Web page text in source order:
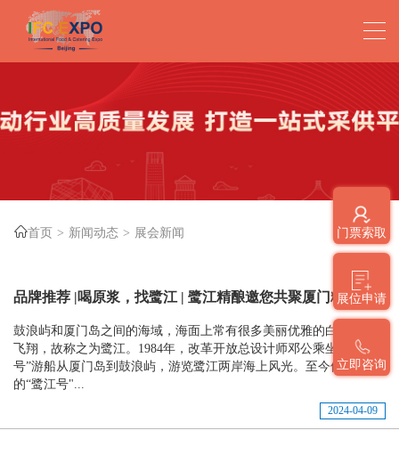
门票索取
展位申请
立即咨询
首页 新闻动态 展会新闻
品牌推荐 |喝原浆，找鹭江 | 鹭江精酿邀您共聚厦门糖酒会
鼓浪屿和厦门岛之间的海域，海面上常有很多美丽优雅的白鹭盘旋
飞翔，故称之为鹭江。1984年，改革开放总设计师邓公乘坐“鹭江
号”游船从厦门岛到鼓浪屿，游览鹭江两岸海上风光。至今他乘坐
的“鹭江号"...
2024-04-09